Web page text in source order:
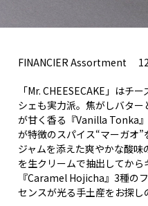
FINANCIER Assortment
「Mr. CHEESECAKE」はチ
シェも実力派。焦がしバタ
が甘く香る『Vanilla Tonka
が特徴のスパイス“マーガオ
ジャムを添えた爽やかな酸
を生クリームで抽出してか
『Caramel Hojicha』3種の
センスが光る手土産をお探し